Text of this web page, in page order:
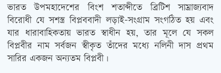
ভারত উপমহাদেশের বিংশ শতাব্দীতে ব্রিটিশ সাম্রাজ্যবাদ
বিরোধী যে সশস্ত্র বিপ্লববাদী লড়াই-সংগ্রাম সংগঠিত হয় এবং
যার ধারাবাহিকতায় ভারত স্বাধীন হয়, তার মূলে যে সকল
বিপ্লবীর নাম সর্বজন স্বীকৃত তাঁদের মধ্যে নলিনী দাস প্রথম
সারির একজন অন্যতম বিপ্লবী।